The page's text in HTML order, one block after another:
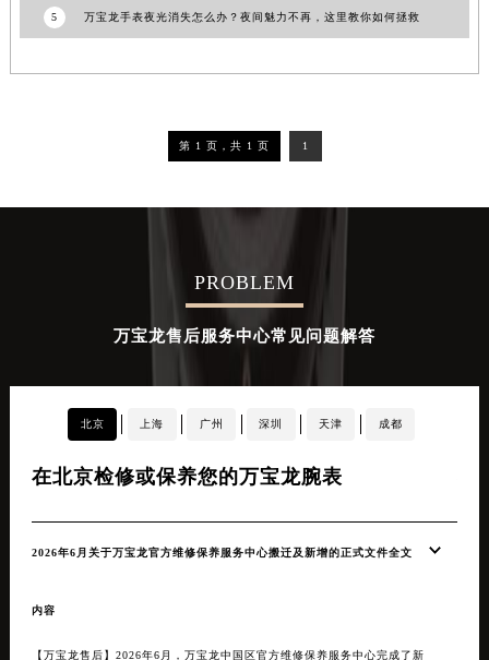
5 万宝龙手表夜光消失怎么办？夜间魅力不再，这里教你如何拯救
第 1 页，共 1 页 1
PROBLEM
万宝龙售后服务中心常见问题解答
北京 上海 广州 深圳 天津 成都
在北京检修或保养您的万宝龙腕表
2026年6月关于万宝龙官方维修保养服务中心搬迁及新增的正式文件全文
内容
【万宝龙售后】2026年6月，万宝龙中国区官方维修保养服务中心完成了新